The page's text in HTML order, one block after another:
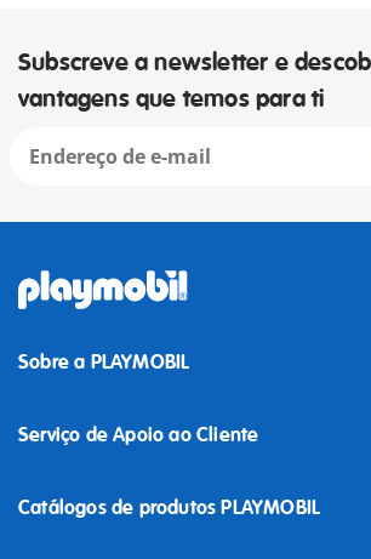
Subscreve a newsletter e
vantagens que temos para ti
Sobre a PLAYMOBIL
Serviço de Apoio ao Cliente
Catálogos de produtos PLAYMOBIL